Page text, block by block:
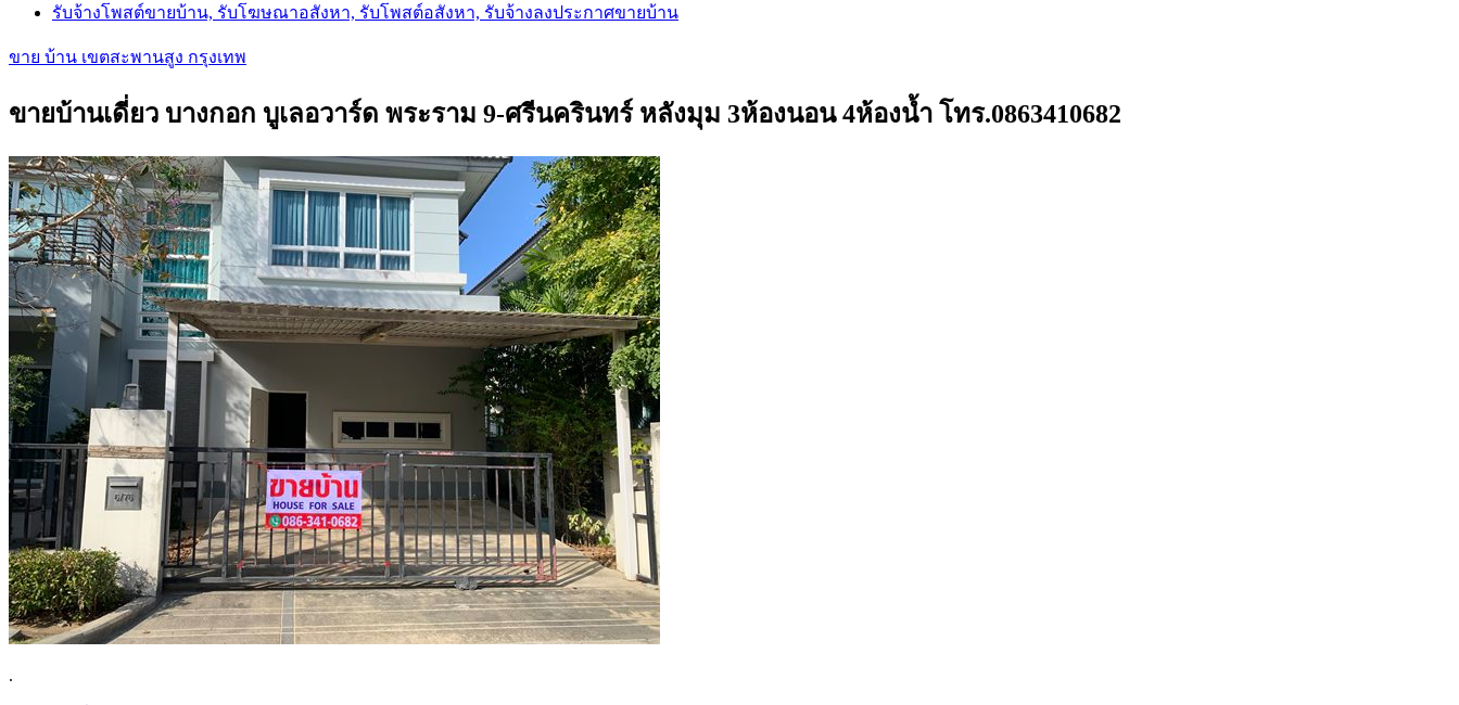
รับจ้างโพสต์ขายบ้าน, รับโฆษณาอสังหา, รับโพสต์อสังหา, รับจ้างลงประกาศขายบ้าน
ขาย บ้าน เขตสะพานสูง กรุงเทพ
ขายบ้านเดี่ยว บางกอก บูเลอวาร์ด พระราม 9-ศรีนครินทร์ หลังมุม 3ห้องนอน 4ห้องน้ำ โทร.0863410682
.